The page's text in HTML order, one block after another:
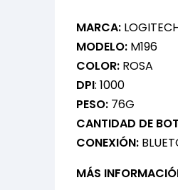
MARCA:
MODELO: M196
COLOR: ROSA
DPI: 1000
PESO: 76G
CANTIDAD DE
CONEXIÓN:
MÁS